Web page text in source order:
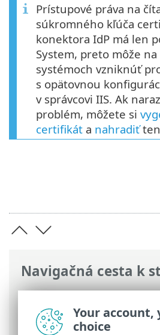
Navigačná cesta k
ESET Online pomocník>
Authentication On-Prem
> Nahradenie certifikátu
Prístupové práva na
súkromného kľúča
konektora IdP má len
System, preto môže
systémoch vzniknúť
s opätovnou
v správcovi IIS. Ak
problém, môžete si
certifikát a nahradiťten
Your account,
choice